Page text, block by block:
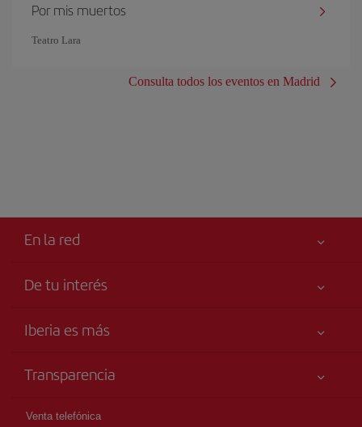
Por mis muertos
Teatro Lara
Consulta todos los eventos en Madrid
En la red
De tu interés
Accesibilidad
Mapa del sitio
Iberia es más
Grupo Iberia
Accionistas e Inversores
Transparencia
Venta telefónica